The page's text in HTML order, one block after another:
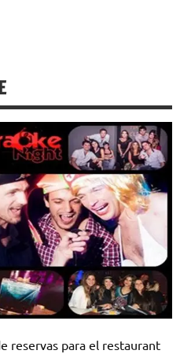
reservas para el restaurant